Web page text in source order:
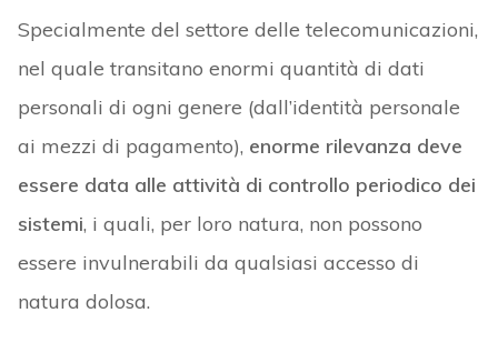
Specialmente del settore delle telecomunicazioni,
nel quale transitano enormi quantità di dati
personali di ogni genere (dall’identità personale
ai mezzi di pagamento), enorme rilevanza deve
essere data alle attività di controllo periodico dei
sistemi, i quali, per loro natura, non possono
essere invulnerabili da qualsiasi accesso di
natura dolosa.